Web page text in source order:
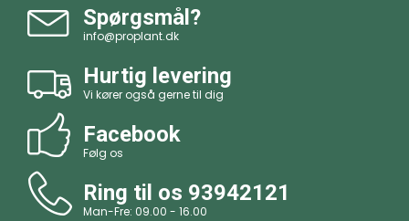
Spørgsmål?
info@proplant.dk
Hurtig levering
Vi kører også gerne til dig
Facebook
Følg os
Ring til os 93942121
Man-Fre: 09.00 - 16.00